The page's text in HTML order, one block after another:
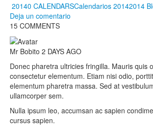
20140 CALENDARSCalendarios 20142014
Deja un comentario
15 COMMENTS
Mr Bobito 2 DAYS AGO
Donec pharetra ultricies fringilla. Mauris quis
consectetur elementum. Etiam nisi odio,
elementum pharetra massa. Sed at
ullamcorper sem.
Nulla ipsum leo, accumsan ac sapien
cursus sapien.